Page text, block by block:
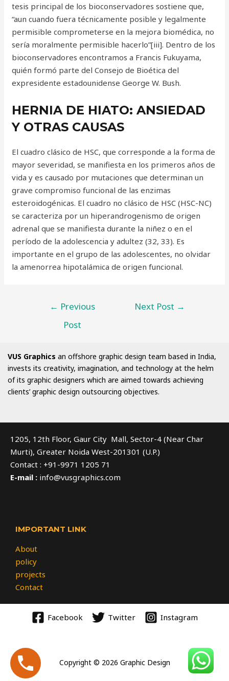
tesis principal de los bioconservadores sostiene que,
“aun cuando fuera técnicamente posible y legalmente
permisible comprometerse en la mejora biomédica, no
sería moralmente permisible hacerlo”[iii]. Dentro de los
bioconservadores encontramos a Francis Fukuyama,
quién formó parte del Consejo de Bioética del
expresidente estadounidense George W. Bush.
HERNIA DE HIATO: ANSIEDAD
Y OTRAS CAUSAS
El cuadro clásico de HSC, que corresponde a la forma de
mayor severidad, se manifiesta en los primeros años de
vida y es causado por mutaciones que determinan un
grave compromiso funcional de las enzimas
esteroidogénicas. El cuadro no clásico de HSC (HSC-NC)
se caracteriza por un hiperandrogenismo de origen
adrenal que se manifiesta durante la niñez o en el
período de la adolescencia y adultez (32, 33). Es
importante en el grupo de las adolescentes, no olvidar
la amenorrea hipotalámica de origen funcional.
← Previous
Post
Next Post →
VUS Graphics an offshore graphic design team based in India,
invests its creativity, imagination, and technology at the helm
of its graphic designers which are aimed towards achieving
clients’ graphic design outsourcing objectives.
1205, 12th Floor, Gaur City Mall, Sector-4 (Near Char
Murti), Greater Noida West-201301 (U.P.)
Contact : +91-9971 1205 71
E-mail : info@vusgraphics.com
IMPORTANT LINK
About
policy
projects
Contact
Facebook Twitter Instagram
Copyright © 2026 Graphic Design